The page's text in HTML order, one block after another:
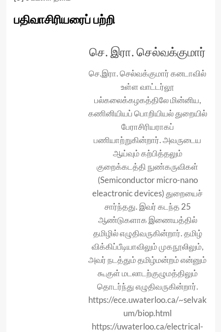
பதிவாசிரியரைப் பற்றி
செ. இரா. செல்வக்குமார்
செ.இரா. செல்வக்குமார் கனடாவில்
உள்ள வாட்டர்லூ
பல்கலைக்கழகத்திலே மின்னிய,
கணினியியப் பொறியியல் துறையில்
பேராசிரியராகப்
பணியாற்றுகின்றார். அவருடைய
ஆய்வும் கற்பித்தலும்
குறைக்கடத்தி நுண்கருவிகள்
(Semiconductor micro-nano
eleactronic devices) துறையைச்
சார்ந்தது. இவர் கடந்த 25
ஆண்டுகளாக இணையத்தில்
தமிழில் எழுதிவருகின்றார். தமிழ்
விக்கிப்பீடியாவிலும் முகநூலிலும்,
அவர் நடத்தும் தமிழ்மன்றம் என்னும்
கூகுள் மடலாடற்குழுமத்திலும்
தொடர்ந்து எழுதிவருகின்றார்.
https://ece.uwaterloo.ca/~selvak
um/biop.html
https://uwaterloo.ca/electrical-